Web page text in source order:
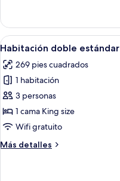
size
individual
estándar,
1
Queen
size
Abrir
todas
las
fotos
de
Habitación
doble
5
Habitación doble estándar
269 pies cuadrados
1 habitación
3 personas
1 cama King size
Wifi gratuito
Más detalles
Más